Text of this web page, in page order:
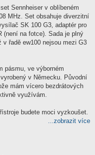
Sennheiser v oblíbeném
MHz. Set obsahuje diverzitní
SK 100 G3, adaptér pro
(není na fotce). Sada je plný
řadě ew100 nejsou mezi G3
pásmu, ve výborném
v Německu. Původní
mám vícero bezdrátových
využívám.
budete moci vyzkoušet.
...zobrazit více